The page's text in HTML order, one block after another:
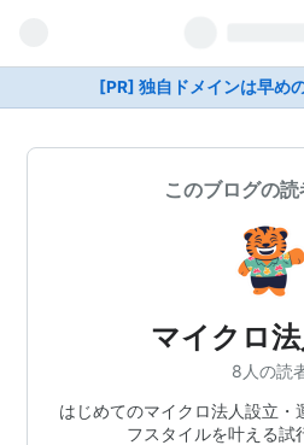
[PR] 独自ドメインは早め
このブログの
マイクロ
8人の読
はじめてのマイクロ法人設立・
フスタイルを叶える試